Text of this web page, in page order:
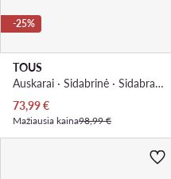
-25%
TOUS
Auskarai · Sidabrinė · Sidabras 925
Dabartinė kaina
73,99€
Mažiausia kaina98,99 €